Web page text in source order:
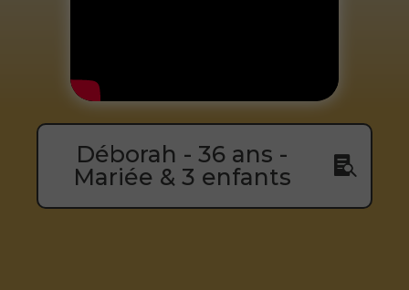
Déborah - 36 ans -
Mariée & 3 enfants